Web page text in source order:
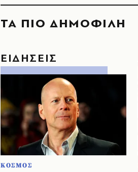
ΤΑ ΠΙΟ ΔΗΜΟΦΙΛΗ
ΕΙΔΗΣΕΙΣ
ΚΟΣΜΟΣ